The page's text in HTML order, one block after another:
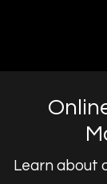
Learn about